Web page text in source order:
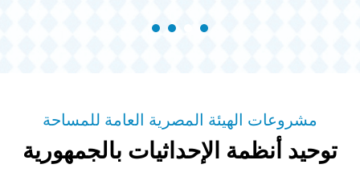
مشروعات الهيئة المصرية العامة للمساحة
توحيد أنظمة الإحداثيات بالجمهورية